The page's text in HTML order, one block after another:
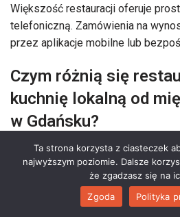
Większość restauracji oferuje
telefoniczną. Zamówienia na
przez aplikacje mobilne lub
Czym różnią się
kuchnię lokalną od
w Gdańsku?
Kuchnia lokalna skupia się na
kaszubskich daniach, podkreślając
Kuchnie międzynarodowe oferują
Ta strona korzysta z ciasteczek
najwyższym poziomie. Dalsze
że zgadzasz się na
Zgoda
Polityka